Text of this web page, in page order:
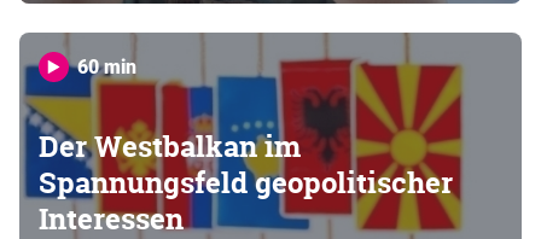
60 min
Der Westbalkan im
Spannungsfeld geopolitischer
Interessen